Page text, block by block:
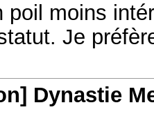
poil moins
Je
Dynastie